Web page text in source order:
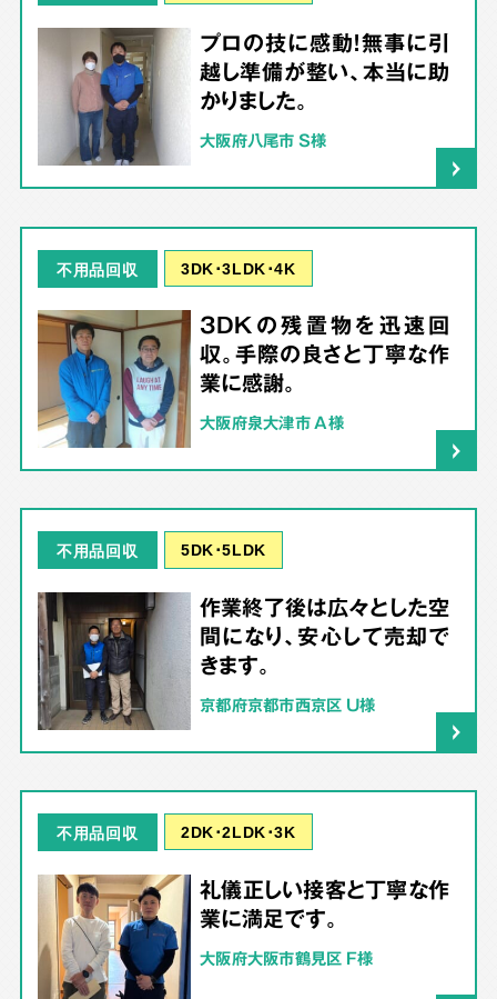
プロの技に感動！無事に引
越し準備が整い、本当に助
かりました。
大阪府八尾市 S様
不用品回収 3DK･3LDK･4K
3DKの残置物を迅速回
収。手際の良さと丁寧な作
業に感謝。
大阪府泉大津市 A様
不用品回収 5DK･5LDK
作業終了後は広々とした空
間になり、安心して売却で
きます。
京都府京都市西京区 U様
不用品回収 2DK･2LDK･3K
礼儀正しい接客と丁寧な作
業に満足です。
大阪府大阪市鶴見区 F様